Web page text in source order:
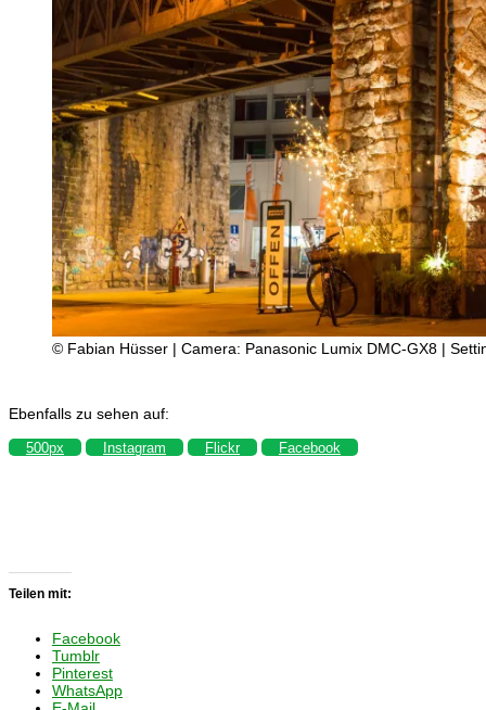
© Fabian Hüsser | Camera: Panasonic Lumix DMC-GX8 |
Ebenfalls zu sehen auf:
500px Instagram Flickr Facebook
Teilen mit:
Facebook
Tumblr
Pinterest
WhatsApp